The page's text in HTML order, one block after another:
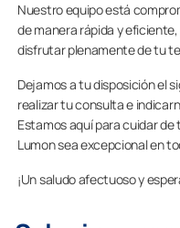
Cerramientos
Inspiración
Accesorios
Soporte
Nuestro equipo está
de manera rápida y
disfrutar plenamente de tu
Dejamos a tu disposición el
realizar tu consulta e
Estamos aquí para cuidar
Lumon sea excepcional en
¡Un saludo afectuoso y